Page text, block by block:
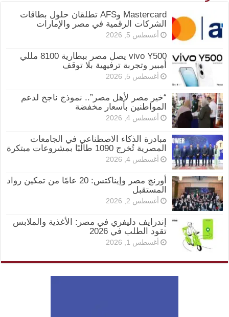
Mastercard وAFS تطلقان حلول بطاقات
الشركات الرقمية في مصر والإمارات
أغسطس 5, 2026
vivo Y500 يصل مصر ببطارية 8100 مللي
أمبير وتجربة ترفيهية بلا توقف
أغسطس 5, 2026
“خير مصر لأهل مصر”.. نموذج ناجح لدعم
المواطنين بأسعار مخفضة
أغسطس 4, 2026
مبادرة الذكاء الاصطناعي في الجامعات
المصرية تُخرج 1090 طالبًا بمشروعات مبتكرة
أغسطس 4, 2026
أورنچ مصر وإيناكتس: 20 عامًا من تمكين رواد
المستقبل
أغسطس 2, 2026
إندرايف دليفري في مصر: الأغذية والملابس
تقود الطلب في 2026
أغسطس 1, 2026